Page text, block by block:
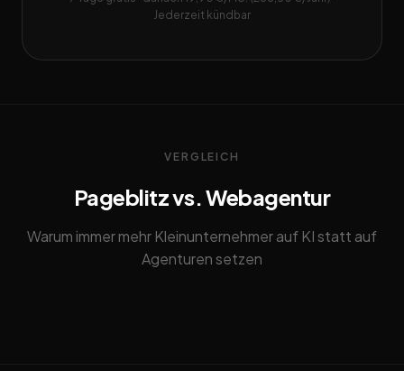
Jederzeit kündbar
VERGLEICH
Pageblitz vs. Webagentur
Warum immer mehr Kleinunternehmer auf KI statt auf
Agenturen setzen